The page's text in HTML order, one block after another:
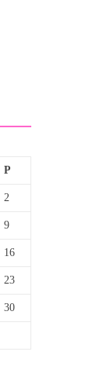
P
2
9
16
23
30